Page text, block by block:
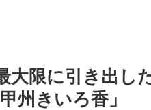
大限に引き出し
州きいろ香」